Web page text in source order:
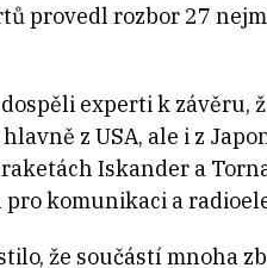
provedl rozbor 27
experti k závěru,
z USA, ale i z
Iskander a
komunikaci a
že součástí mnoha